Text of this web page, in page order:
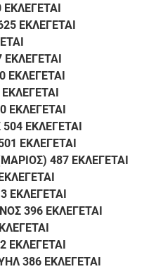
ΕΚΛΕΓΕΤΑΙ
ΕΚΛΕΓΕΤΑΙ
ΕΚΛΕΓΕΤΑΙ
ΕΚΛΕΓΕΤΑΙ
ΕΚΛΕΓΕΤΑΙ
487 ΕΚΛΕΓΕΤΑΙ
ΕΚΛΕΓΕΤΑΙ
396 ΕΚΛΕΓΕΤΑΙ
ΕΚΛΕΓΕΤΑΙ
386 ΕΚΛΕΓΕΤΑΙ